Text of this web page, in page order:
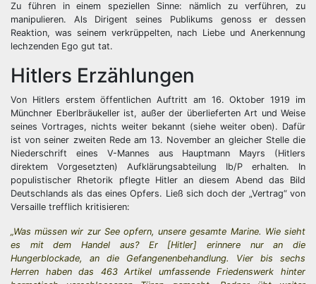
Zu führen in einem speziellen Sinne: nämlich zu verführen, zu
manipulieren. Als Dirigent seines Publikums genoss er dessen
Reaktion, was seinem verkrüppelten, nach Liebe und Anerkennung
lechzenden Ego gut tat.
Hitlers Erzählungen
Von Hitlers erstem öffentlichen Auftritt am 16. Oktober 1919 im
Münchner Eberlbräukeller ist, außer der überlieferten Art und Weise
seines Vortrages, nichts weiter bekannt (siehe weiter oben). Dafür
ist von seiner zweiten Rede am 13. November an gleicher Stelle die
Niederschrift eines V-Mannes aus Hauptmann Mayrs (Hitlers
direktem Vorgesetzten) Aufklärungsabteilung Ib/P erhalten. In
populistischer Rhetorik pflegte Hitler an diesem Abend das Bild
Deutschlands als das eines Opfers. Ließ sich doch der „Vertrag“ von
Versaille trefflich kritisieren:
„Was müssen wir zur See opfern, unsere gesamte Marine. Wie sieht
es mit dem Handel aus? Er [Hitler] erinnere nur an die
Hungerblockade, an die Gefangenenbehandlung. Vier bis sechs
Herren haben das 463 Artikel umfassende Friedenswerk hinter